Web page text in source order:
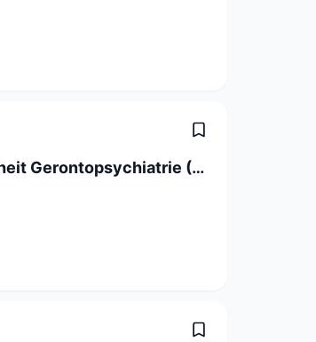
Fachperson Gesundheit Gerontopsychiatrie (60-100%)